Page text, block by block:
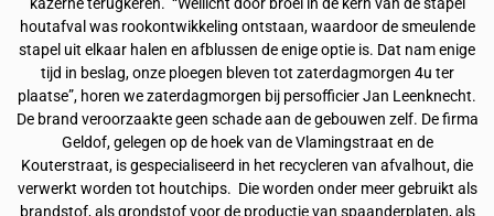
kazerne terugkeren. “Wellicht door broei in de kern van de stapel
houtafval was rookontwikkeling ontstaan, waardoor de smeulende
stapel uit elkaar halen en afblussen de enige optie is. Dat nam enige
tijd in beslag, onze ploegen bleven tot zaterdagmorgen 4u ter
plaatse”, horen we zaterdagmorgen bij persofficier Jan Leenknecht.
De brand veroorzaakte geen schade aan de gebouwen zelf. De firma
Geldof, gelegen op de hoek van de Vlamingstraat en de
Kouterstraat, is gespecialiseerd in het recycleren van afvalhout, die
verwerkt worden tot houtchips. Die worden onder meer gebruikt als
brandstof, als grondstof voor de productie van spaanderplaten, als